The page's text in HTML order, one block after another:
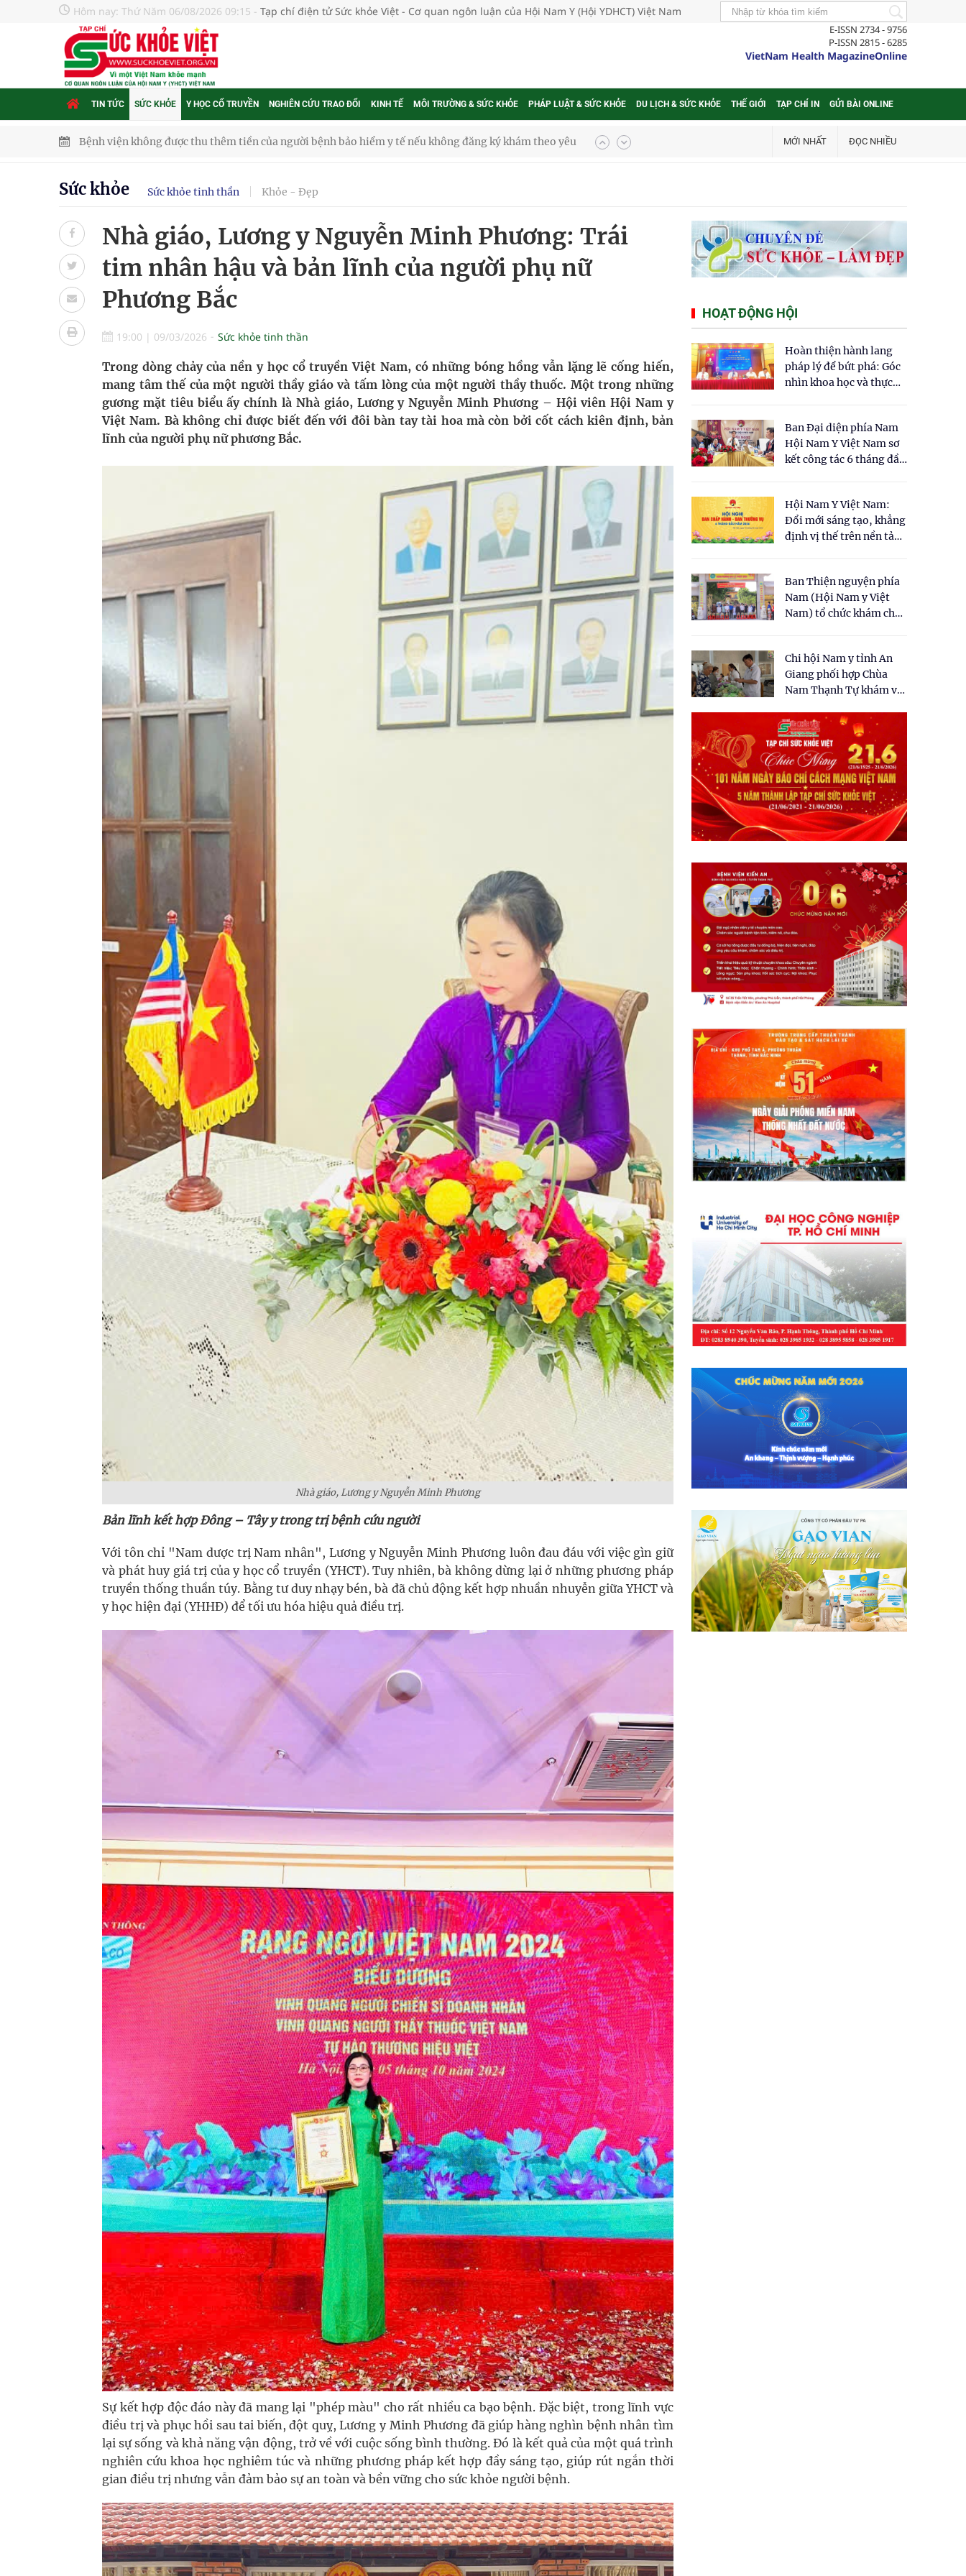
Hôm nay: Thứ Năm 06/08/2026 09:15 - Tạp chí điện tử Sức khỏe Việt - Cơ quan ngôn luận của Hội Nam Y (Hội YDHCT) Việt Nam
E-ISSN 2734 - 9756
P-ISSN 2815 - 6285
VietNam Health MagazineOnline
TIN TỨC SỨC KHỎE Y HỌC CỔ TRUYỀN NGHIÊN CỨU TRAO ĐỔI KINH TẾ MÔI TRƯỜNG & SỨC KHỎE PHÁP LUẬT & SỨC KHỎE DU LỊCH & SỨC KHỎE THẾ GIỚI TẠP CHÍ IN GỬI BÀI ONLINE
Bệnh viện không được thu thêm tiền của người bệnh bảo hiểm y tế nếu không đăng ký khám theo yêu
Nhiều chuỗi hoạt động lớn được diễn ra tại Lễ hội sầu riêng 2026
Tiếp tục rà soát, triển khai các nhiệm vụ trong lĩnh vực cấp cứu, điều trị đột quỵ
Lâm Đồng: Quyết tâm đưa sân bay Liên Khương trở lại khai thác vào ngày 19/8
Pháp luật – Sức khỏe – Doanh nghiệp: Tìm giải pháp tăng cường chống hàng giả và gian lận thương
Ngày hoạt động đầu tiên, Bệnh viện Phụ sản Trung ương cơ sở 2 đón hơn 500 lượt khám
Dự báo thời tiết ngày 06/8/2026: Bắc Bộ có mưa dông rải rác.
Không chỉ cắt tóc, Đông Tây Barbershop dành nguồn lực cho môi trường và cộng đồng
MỚI NHẤT ĐỌC NHIỀU
Sức khỏe Sức khỏe tinh thần Khỏe - Đẹp
Nhà giáo, Lương y Nguyễn Minh Phương: Trái
tim nhân hậu và bản lĩnh của người phụ nữ
Phương Bắc
19:00 | 09/03/2026 Sức khỏe tinh thần
Trong dòng chảy của nền y học cổ truyền Việt Nam, có những bóng hồng vẫn lặng lẽ cống hiến,
mang tâm thế của một người thầy giáo và tấm lòng của một người thầy thuốc. Một trong những
gương mặt tiêu biểu ấy chính là Nhà giáo, Lương y Nguyễn Minh Phương – Hội viên Hội Nam y
Việt Nam. Bà không chỉ được biết đến với đôi bàn tay tài hoa mà còn bởi cốt cách kiên định, bản
lĩnh của người phụ nữ phương Bắc.
Nhà giáo, Lương y Nguyễn Minh Phương
Bản lĩnh kết hợp Đông – Tây y trong trị bệnh cứu người
Với tôn chỉ "Nam dược trị Nam nhân", Lương y Nguyễn Minh Phương luôn đau đáu với việc gìn giữ
và phát huy giá trị của y học cổ truyền (YHCT). Tuy nhiên, bà không dừng lại ở những phương pháp
truyền thống thuần túy. Bằng tư duy nhạy bén, bà đã chủ động kết hợp nhuần nhuyễn giữa YHCT và
y học hiện đại (YHHĐ) để tối ưu hóa hiệu quả điều trị.
Sự kết hợp độc đáo này đã mang lại "phép màu" cho rất nhiều ca bạo bệnh. Đặc biệt, trong lĩnh vực
điều trị và phục hồi sau tai biến, đột quỵ, Lương y Minh Phương đã giúp hàng nghìn bệnh nhân tìm
lại sự sống và khả năng vận động, trở về với cuộc sống bình thường. Đó là kết quả của một quá trình
nghiên cứu khoa học nghiêm túc và những phương pháp kết hợp đầy sáng tạo, giúp rút ngắn thời
gian điều trị nhưng vẫn đảm bảo sự an toàn và bền vững cho sức khỏe người bệnh.
HOẠT ĐỘNG HỘI
Hoàn thiện hành lang
pháp lý để bứt phá: Góc
nhìn khoa học và thực
cho Luật Y dược cổ
truyền Việt Nam"
Ban Đại diện phía Nam
Hội Nam Y Việt Nam sơ
kết công tác 6 tháng đầu
Hội Nam Y Việt Nam:
Đổi mới sáng tạo, khẳng
định vị thế trên nền tảng
Ban Thiện nguyện phía
Nam (Hội Nam y Việt
Nam) tổ chức khám chữa
dân tại xã Tân Tập
Chi hội Nam y tỉnh An
Giang phối hợp Chùa
Nam Thạnh Tự khám và
nhân dân